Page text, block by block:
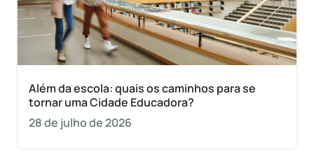
Além da escola: quais os caminhos para se
tornar uma Cidade Educadora?
28 de julho de 2026